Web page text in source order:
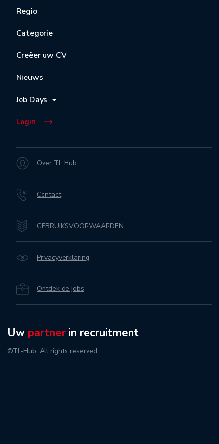
Regio
Categorie
Creëer uw CV
Nieuws
Job Days
Login
Over TL Hub
Contact
GEBRUIKSVOORWAARDEN
Privacyverklaring
Ontdek de jobs
Uw partner in recruitment
©TL-Hub. All rights reserved.